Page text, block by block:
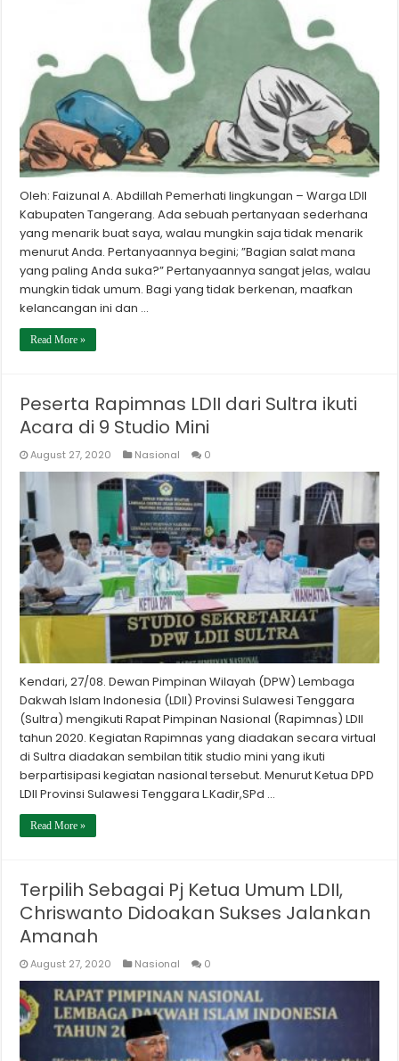
Oleh: Faizunal A. Abdillah Pemerhati lingkungan – Warga LDII
Kabupaten Tangerang. Ada sebuah pertanyaan sederhana
yang menarik buat saya, walau mungkin saja tidak menarik
menurut Anda. Pertanyaannya begini; ”Bagian salat mana
yang paling Anda suka?” Pertanyaannya sangat jelas, walau
mungkin tidak umum. Bagi yang tidak berkenan, maafkan
kelancangan ini dan …
Read More »
Peserta Rapimnas LDII dari Sultra ikuti
Acara di 9 Studio Mini
August 27, 2020 Nasional 0
Kendari, 27/08. Dewan Pimpinan Wilayah (DPW) Lembaga
Dakwah Islam Indonesia (LDII) Provinsi Sulawesi Tenggara
(Sultra) mengikuti Rapat Pimpinan Nasional (Rapimnas) LDII
tahun 2020. Kegiatan Rapimnas yang diadakan secara virtual
di Sultra diadakan sembilan titik studio mini yang ikuti
berpartisipasi kegiatan nasional tersebut. Menurut Ketua DPD
LDII Provinsi Sulawesi Tenggara L.Kadir,SPd …
Read More »
Terpilih Sebagai Pj Ketua Umum LDII,
Chriswanto Didoakan Sukses Jalankan
Amanah
August 27, 2020 Nasional 0